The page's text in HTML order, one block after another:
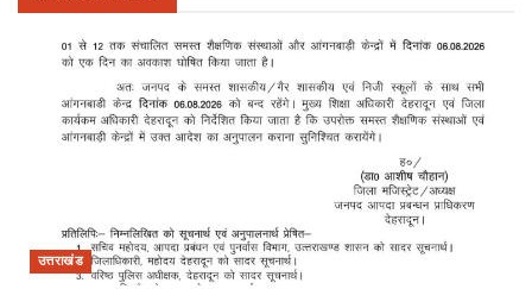
उत्तराखंड